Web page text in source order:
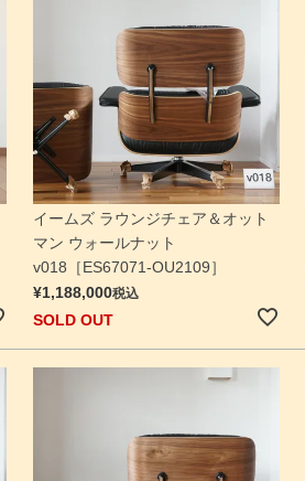
イームズ ラウンジチェア＆オット
マン ウォールナット
v018［ES67071-OU2109］
¥1,188,000税込
SOLD OUT